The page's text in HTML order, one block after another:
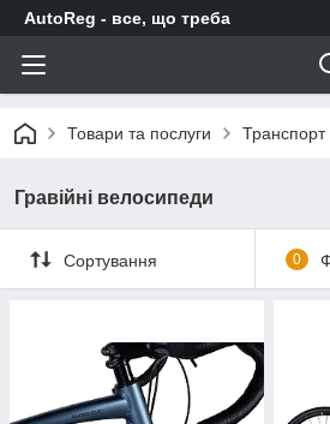
AutoReg - все, що треба
Товари та послуги Транспорт
Гравійні велосипеди
Сортування 0